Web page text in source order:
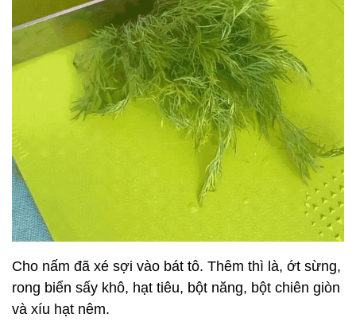
Cho nấm đã xé sợi vào bát tô. Thêm thì là, ớt sừng,
rong biển sấy khô, hạt tiêu, bột năng, bột chiên giòn
và xíu hạt nêm.